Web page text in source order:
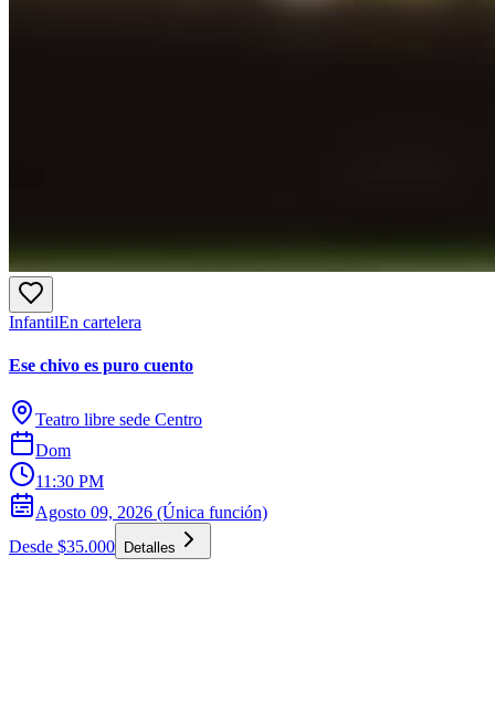
InfantilEn cartelera
Ese chivo es puro cuento
Teatro libre sede Centro
Dom
11:30 PM
Agosto 09, 2026 (Única función)
Desde $35.000
Detalles